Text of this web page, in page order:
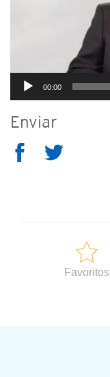
00:00
Enviar
Favoritos